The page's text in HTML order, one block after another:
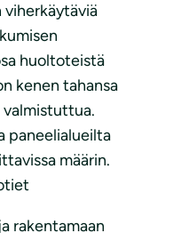
viherkäytäviä
huoltoteistä
kenen tahansa
paneelialueilta
määrin.
rakentamaan